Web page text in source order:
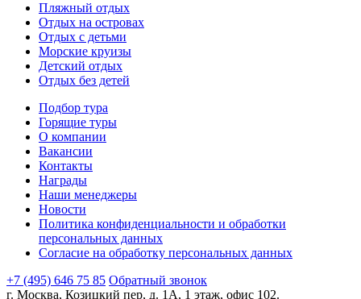
Пляжный отдых
Отдых на островах
Отдых с детьми
Морские круизы
Детский отдых
Отдых без детей
Подбор тура
Горящие туры
О компании
Вакансии
Контакты
Награды
Наши менеджеры
Новости
Политика конфиденциальности и обработки
персональных данных
Согласие на обработку персональных данных
+7 (495) 646 75 85 Обратный звонок
г. Москва, Козицкий пер, д. 1А, 1 этаж, офис 102.